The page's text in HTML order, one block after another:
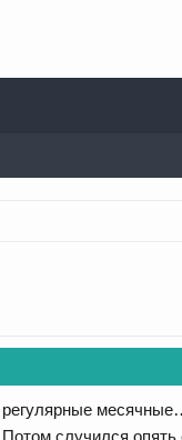
регулярные
случился